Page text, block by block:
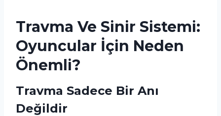
Travma Ve Sinir Sistemi:
Oyuncular İçin Neden
Önemli?
Travma Sadece Bir Anı
Değildir